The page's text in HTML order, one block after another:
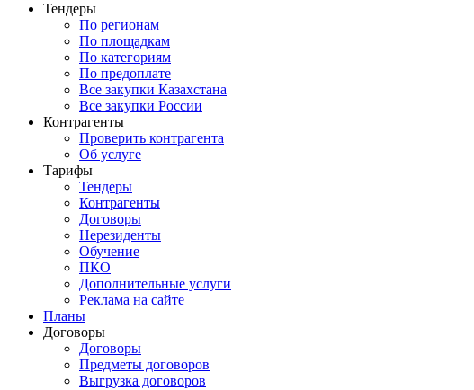
Тендеры
По регионам
По площадкам
По категориям
По предоплате
Все закупки Казахстана
Все закупки России
Контрагенты
Проверить контрагента
Об услуге
Тарифы
Тендеры
Контрагенты
Договоры
Нерезиденты
Обучение
ПКО
Дополнительные услуги
Реклама на сайте
Планы
Договоры
Договоры
Предметы договоров
Выгрузка договоров